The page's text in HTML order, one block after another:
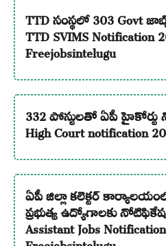
TTD సంస్థలో 303 Govt
TTD SVIMS Notification
Freejobsintelugu
332 పోస్టులతో ఏపీ
High Court notification
ఏపీ జిల్లా కలెక్టర్
ప్రభుత్వ ఉద్యోగాలకు
Assistant Jobs